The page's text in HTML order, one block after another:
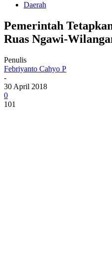
Daerah
Pemerintah
Ruas Ngawi-
Penulis
Febriyanto Cahyo P
-
30 April 2018
0
101